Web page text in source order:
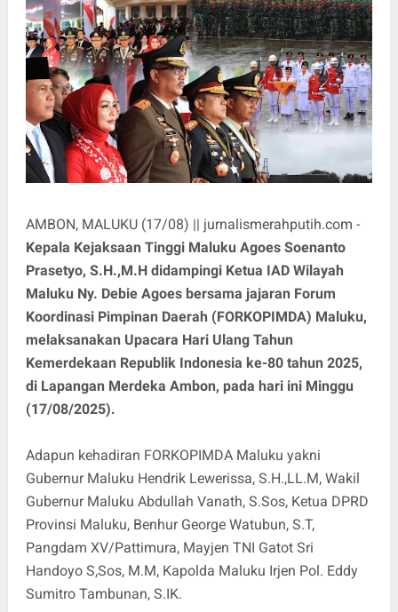
AMBON, MALUKU (17/08) || jurnalismerahputih.com -
Kepala Kejaksaan Tinggi Maluku Agoes Soenanto
Prasetyo, S.H.,M.H didampingi Ketua IAD Wilayah
Maluku Ny. Debie Agoes bersama jajaran Forum
Koordinasi Pimpinan Daerah (FORKOPIMDA) Maluku,
melaksanakan Upacara Hari Ulang Tahun
Kemerdekaan Republik Indonesia ke-80 tahun 2025,
di Lapangan Merdeka Ambon, pada hari ini Minggu
(17/08/2025).
Adapun kehadiran FORKOPIMDA Maluku yakni
Gubernur Maluku Hendrik Lewerissa, S.H.,LL.M, Wakil
Gubernur Maluku Abdullah Vanath, S.Sos, Ketua DPRD
Provinsi Maluku, Benhur George Watubun, S.T,
Pangdam XV/Pattimura, Mayjen TNI Gatot Sri
Handoyo S,Sos, M.M, Kapolda Maluku Irjen Pol. Eddy
Sumitro Tambunan, S.IK.